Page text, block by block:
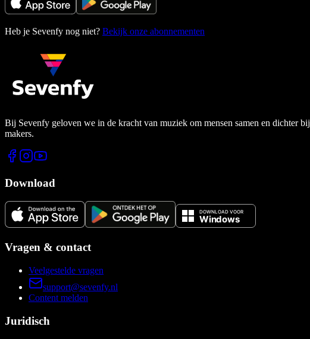
Heb je Sevenfy nog niet? Bekijk onze abonnementen
Bij Sevenfy geloven we in de kracht van muziek om mensen samen en dichter
makers.
Download
Vragen & contact
Veelgestelde vragen
support@sevenfy.nl
Content melden
Juridisch